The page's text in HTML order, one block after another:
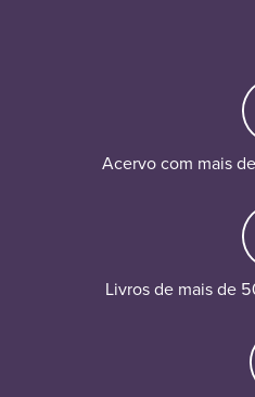
Acervo com mais
Livros de mais de